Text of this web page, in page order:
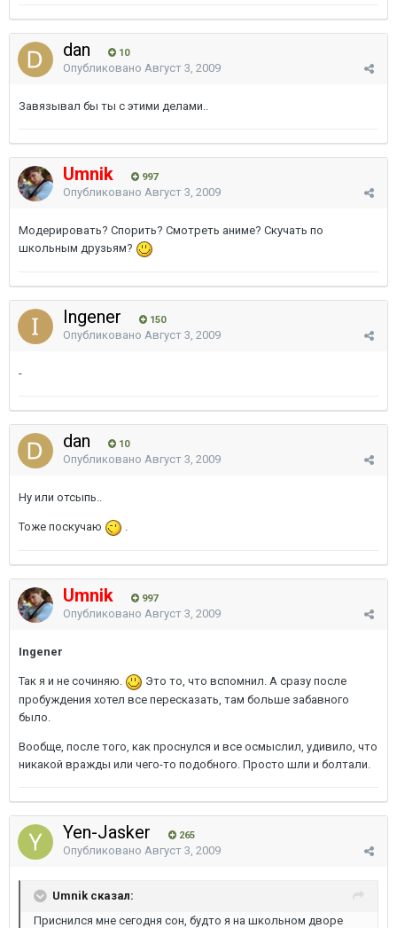
dan 10
Опубликовано Август 3, 2009
Завязывал бы ты с этими делами..
Umnik 997
Опубликовано Август 3, 2009
Модерировать? Спорить? Смотреть аниме? Скучать по
школьным друзьям?
Ingener 150
Опубликовано Август 3, 2009
-
dan 10
Опубликовано Август 3, 2009
Ну или отсыпь..
Тоже поскучаю .
Umnik 997
Опубликовано Август 3, 2009
Ingener
Так я и не сочиняю.
Это то, что вспомнил. А сразу после
пробуждения хотел все пересказать, там больше забавного
было.
Вообще, после того, как проснулся и все осмыслил, удивило, что
никакой вражды или чего-то подобного. Просто шли и болтали.
Yen-Jasker 265
Опубликовано Август 3, 2009
Umnik сказал:
Приснился мне сегодня сон, будто я на школьном дворе